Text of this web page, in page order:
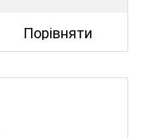
Порівняти